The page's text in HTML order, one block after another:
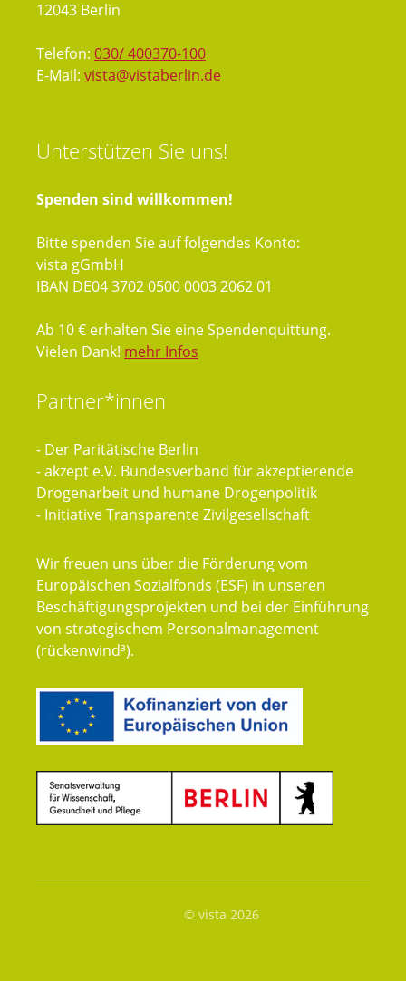
12043 Berlin
Telefon: 030/ 400370-100
E-Mail: vista@vistaberlin.de
Unterstützen Sie uns!
Spenden sind willkommen!
Bitte spenden Sie auf folgendes Konto:
vista gGmbH
IBAN DE04 3702 0500 0003 2062 01
Ab 10 € erhalten Sie eine Spendenquittung.
Vielen Dank! mehr Infos
Partner*innen
- Der Paritätische Berlin
- akzept e.V. Bundesverband für akzeptierende
Drogenarbeit und humane Drogenpolitik
- Initiative Transparente Zivilgesellschaft
Wir freuen uns über die Förderung vom
Europäischen Sozialfonds (ESF) in unseren
Beschäftigungsprojekten und bei der Einführung
von strategischem Personalmanagement
(rückenwind³).
© vista 2026